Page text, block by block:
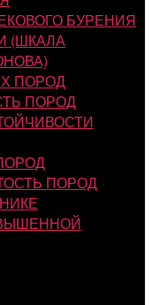
БУРЕНИЯ
(ШКАЛА
ПОРОД
ПОРОД
ПОРОД